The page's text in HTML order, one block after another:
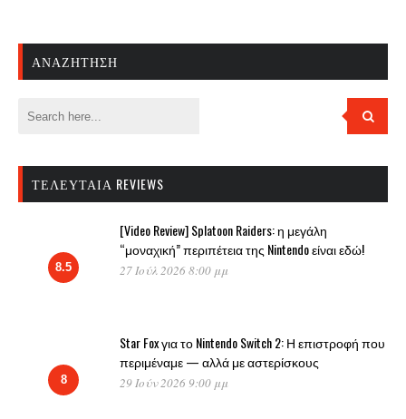
ΑΝΑΖΉΤΗΣΗ
ΤΕΛΕΥΤΑΊΑ REVIEWS
8.5
[Video Review] Splatoon Raiders: η μεγάλη
“μοναχική” περιπέτεια της Nintendo είναι εδώ!
27 Ιούλ 2026 8:00 μμ
8
Star Fox για το Nintendo Switch 2: Η επιστροφή που
περιμέναμε — αλλά με αστερίσκους
29 Ιούν 2026 9:00 μμ